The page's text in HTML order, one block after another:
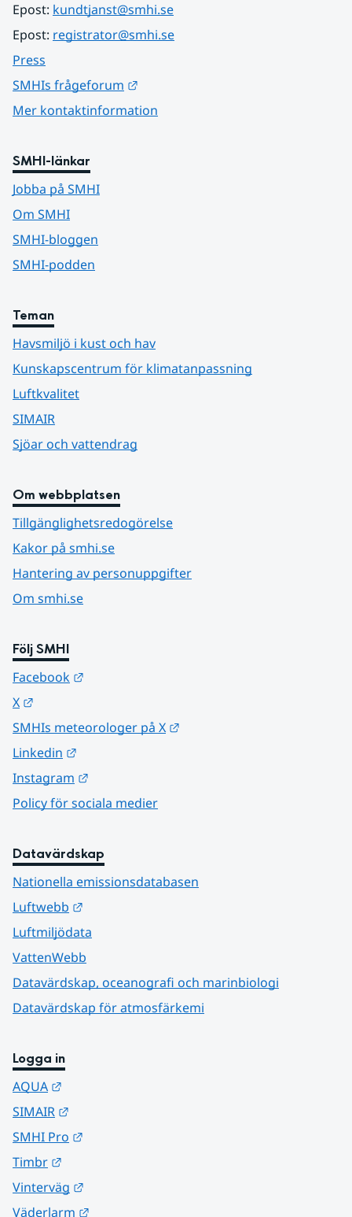
Epost: kundtjanst@smhi.se
Epost: registrator@smhi.se
Press
SMHIs frågeforum
Mer kontaktinformation
SMHI-länkar
Jobba på SMHI
Om SMHI
SMHI-bloggen
SMHI-podden
Teman
Havsmiljö i kust och hav
Kunskapscentrum för klimatanpassning
Luftkvalitet
SIMAIR
Sjöar och vattendrag
Om webbplatsen
Tillgänglighetsredogörelse
Kakor på smhi.se
Hantering av personuppgifter
Om smhi.se
Följ SMHI
Facebook
X
SMHIs meteorologer på X
Linkedin
Instagram
Policy för sociala medier
Datavärdskap
Nationella emissionsdatabasen
Luftwebb
Luftmiljödata
VattenWebb
Datavärdskap, oceanografi och marinbiologi
Datavärdskap för atmosfärkemi
Logga in
AQUA
SIMAIR
SMHI Pro
Timbr
Vinterväg
Väderlarm